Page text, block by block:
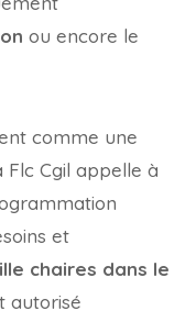
ou encore le
comme une
Cgil appelle à
et
chaires dans le
autorisé